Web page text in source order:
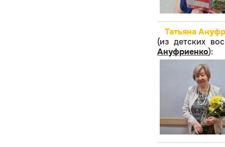
Татьяна
(из детских
Ануфриенко):